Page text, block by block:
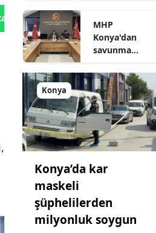
Gönder
açıklandı
MHP
Konya'dan
savunma
yeni hamle: İlk
toplantı
yapıldı!
Konya
Konya’da kar
maskeli
şüphelilerden
milyonluk soygun